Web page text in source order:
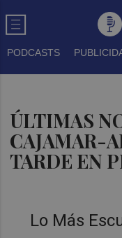
PODCASTS
ÚLTIMAS
CAJAMAR-
TARDE EN
Lo Más